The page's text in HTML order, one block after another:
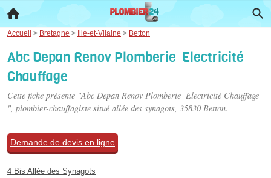
Accueil > Bretagne > Ille-et-Vilaine > Betton
Abc Depan Renov Plomberie ‍ Electricité
Chauffage ️
Cette fiche présente "Abc Depan Renov Plomberie ‍ Electricité Chauffage
️", plombier-chauffagiste situé allée des synagots, 35830 Betton.
Demande de devis en ligne
4 Bis Allée des Synagots